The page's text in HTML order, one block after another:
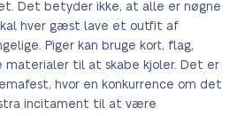
Det betyder ikke, at alle er nøgne
hver gæst lave et outfit af
Piger kan bruge kort, flag,
materialer til at skabe kjoler. Det er
hvor en konkurrence om det
incitament til at være